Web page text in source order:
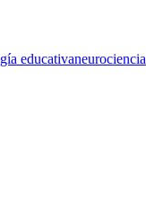
educativaneurociencia